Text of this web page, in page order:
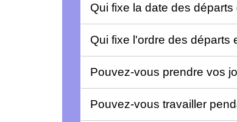
Qui fixe la date des
Qui fixe l'ordre des départs
Pouvez-vous prendre vos
Pouvez-vous travailler